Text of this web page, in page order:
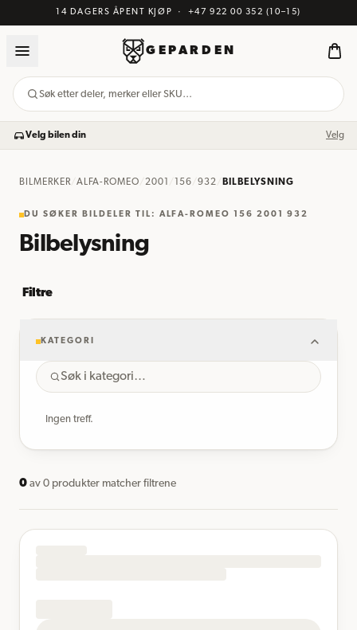
14 DAGERS ÅPENT KJØP · +47 922 00 352 (10–15)
GEPARDEN
Søk etter deler, merker eller SKU…
Velg bilen din Velg
BILMERKER/ ALFA-ROMEO /2001 156 932 BILBELYSNING
DU SØKER BILDELER TIL: ALFA-ROMEO 156 2001 932
Bilbelysning
Filtre
KATEGORI
Ingen treff.
0 av 0 produkter matcher filtrene